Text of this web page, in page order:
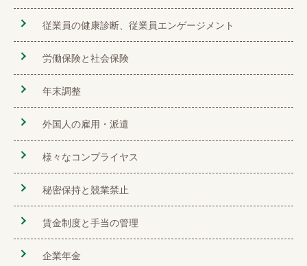
従業員の健康診断、従業員エンゲージメント
労働保険と社会保険
年末調整
外国人の雇用・派遣
様々なコンプライヤス
秘密保持と競業禁止
賃金制度と手当の管理
企業年金